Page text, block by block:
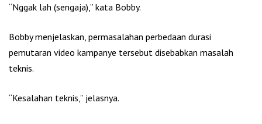
“Nggak lah (sengaja),” kata Bobby.
Bobby menjelaskan, permasalahan perbedaan durasi
pemutaran video kampanye tersebut disebabkan masalah
teknis.
“Kesalahan teknis,” jelasnya.